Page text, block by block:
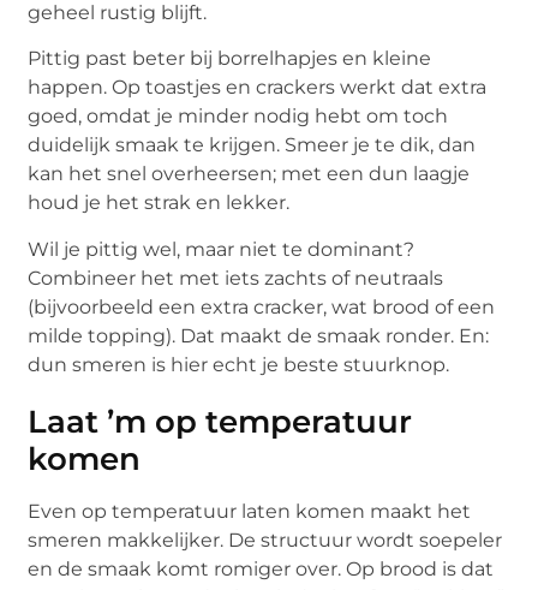
geheel rustig blijft.
Pittig past beter bij borrelhapjes en kleine
happen. Op toastjes en crackers werkt dat extra
goed, omdat je minder nodig hebt om toch
duidelijk smaak te krijgen. Smeer je te dik, dan
kan het snel overheersen; met een dun laagje
houd je het strak en lekker.
Wil je pittig wel, maar niet te dominant?
Combineer het met iets zachts of neutraals
(bijvoorbeeld een extra cracker, wat brood of een
milde topping). Dat maakt de smaak ronder. En:
dun smeren is hier echt je beste stuurknop.
Laat ’m op temperatuur
komen
Even op temperatuur laten komen maakt het
smeren makkelijker. De structuur wordt soepeler
en de smaak komt romiger over. Op brood is dat